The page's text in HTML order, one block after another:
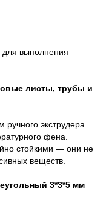
для выполнения
листы, трубы и
экструдера
фена.
стойкими — они не
веществ.
3*3*5 мм